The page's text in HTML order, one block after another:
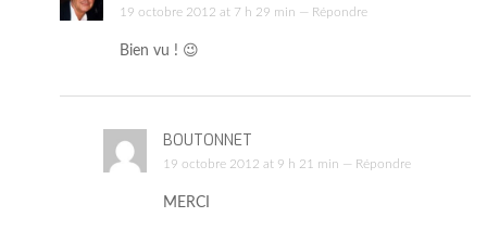
19 octobre 2012 at 7 h 29 min — Répondre
Bien vu ! 😉
BOUTONNET
19 octobre 2012 at 9 h 21 min — Répondre
MERCI